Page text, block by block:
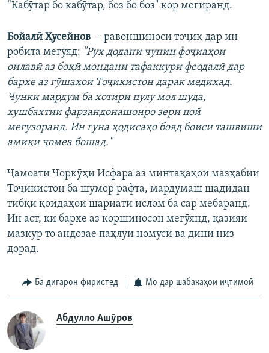
“Кабӯтар бо кабӯтар, боз бо боз" кор мегиранд.
Бойалӣ Ҳусейнов -- равоншиноси тоҷик дар ин
робита мегӯяд: "Рух додани чунин фоҷиаҳои
оилавӣ аз боқӣ мондани тафаккури феодалӣ дар
бархе аз гӯшаҳои Тоҷикистон дарак медиҳад.
Чунки мардум ба хотири пулу мол шуда,
хушбахтии фарзандонашонро зери пой
мегузоранд. Ин гуна ҳодисаҳо бояд боиси ташвиши
амиқи ҷомеа бошад."
Ҷамоати Чоркӯҳи Исфара аз минтақаҳои мазҳабии
Тоҷикистон ба шумор рафта, мардумаш шадидан
тибқи қоидаҳои шариати ислом ба сар мебаранд.
Ин аст, ки бархе аз коршиносон мегӯянд, қазияи
мазкур то андозае паҳлӯи номусӣ ва динӣ низ
дорад.
Ба дигарон фиристед Мо дар шабакаҳои иҷтимоӣ
Абдулло Ашӯров